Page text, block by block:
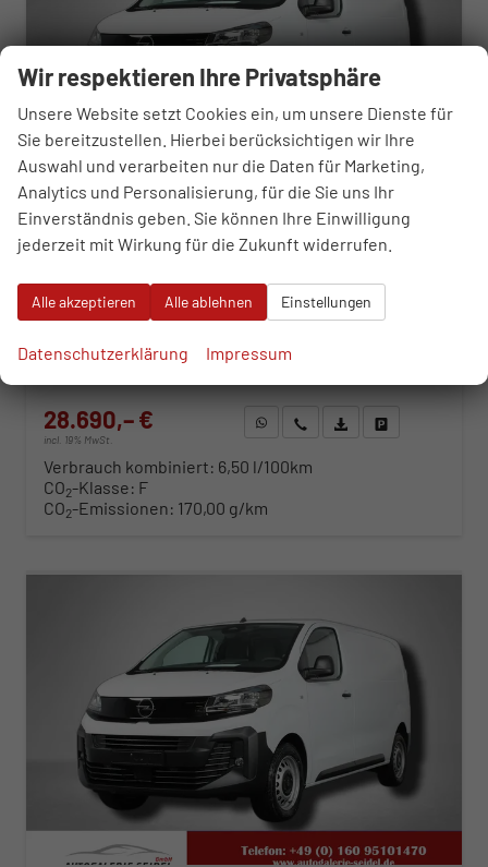
Opel Vivaro
Kastenwagen M (L2) 1.5 Diesel 120 6-Gang
Fahrzeugnr. 112638 Getriebe Schaltgetriebe
Kraftstoff Diesel Außenfarbe Kaolin-Weiß
28.690,– €
incl. 19% MwSt.
WhatsApp anfragen
Wir rufen Sie anFahrzeugexposé (PDF)
Verbrauch kombiniert: 6,50 l/100km
CO2-Klasse: F
CO2-Emissionen: 170,00 g/km
Wir respektieren Ihre Privatsphäre
Unsere Website setzt Cookies ein, um unsere Dienste für
Sie bereitzustellen. Hierbei berücksichtigen wir Ihre
Auswahl und verarbeiten nur die Daten für Marketing,
Analytics und Personalisierung, für die Sie uns Ihr
Einverständnis geben. Sie können Ihre Einwilligung
jederzeit mit Wirkung für die Zukunft widerrufen.
Alle akzeptieren Alle ablehnen Einstellungen
Datenschutzerklärung Impressum